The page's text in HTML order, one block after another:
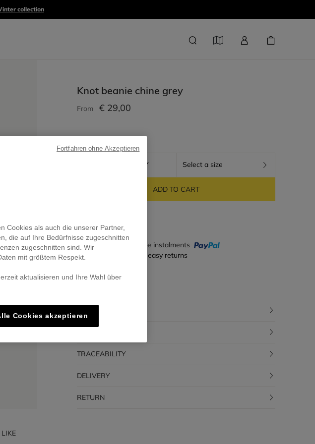
collection
Knot beanie chine grey
From € 29,00
CHINE GREY Select a size
ADD TO CART
Pay in 4 interest-free instalments
🔒 Secure payment & easy returns
TRACEABILITY
DELIVERY
RETURN
Cookies als auch die unserer Partner,
die auf Ihre Bedürfnisse zugeschnitten
zugeschnitten sind. Wir
mit größtem Respekt.
aktualisieren und Ihre Wahl über
Cookies akzeptieren
Fortfahren ohne Akzeptieren